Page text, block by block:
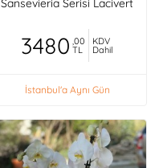
Sansevieria Serisi Lacivert
3480 ,00
TL
KDV
Dahil
İstanbul'a Aynı Gün